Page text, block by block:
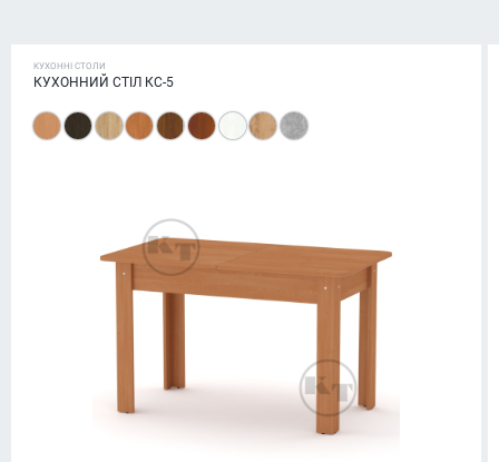
КУХОННІ СТОЛИ
КУХОННИЙ СТІЛ КС-5